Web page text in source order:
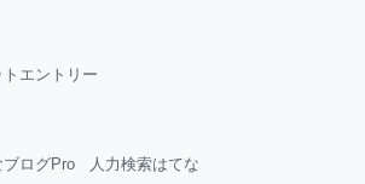
トエントリー
ブログPro 人力検索はてな